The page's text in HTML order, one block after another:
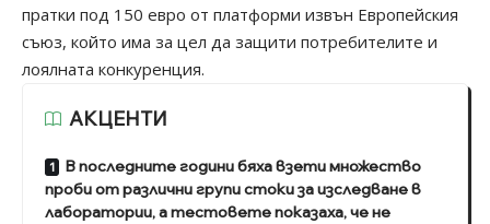
пратки под 150 евро от платформи извън Европейския
съюз, който има за цел да защити потребителите и
лоялната конкуренция.
АКЦЕНТИ
В последните години бяха взети множество
проби от различни групи стоки за изследване в
лаборатории, а тестовете показаха, че не